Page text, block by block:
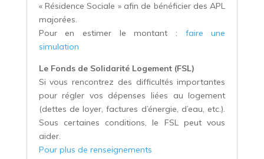
« Résidence Sociale » afin de bénéficier des APL
majorées.
Pour en estimer le montant : faire une
simulation
Le Fonds de Solidarité Logement (FSL)
Si vous rencontrez des difficultés importantes
pour régler vos dépenses liées au logement
(dettes de loyer, factures d’énergie, d’eau, etc.).
Sous certaines conditions, le FSL peut vous
aider.
Pour plus de renseignements